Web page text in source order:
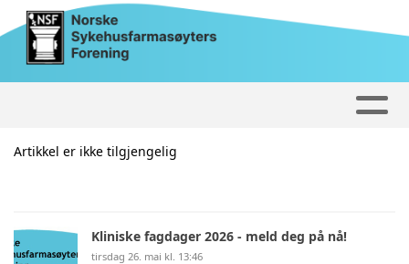
Artikkel er ikke tilgjengelig
Kliniske fagdager 2026 - meld deg på nå!
tirsdag 26. mai kl. 13:46